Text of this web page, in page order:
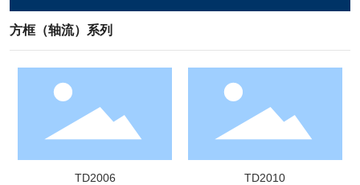
方框（轴流）系列
TD2006 TD2010